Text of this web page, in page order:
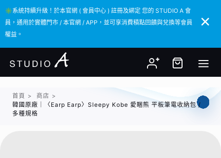
✳️系統持續升級！於本官網 ( 會員中心 ) 註冊及綁定 您的 STUDIO A 會
員，通用於實體門市 / 本官網 / APP，並可享消費積點回饋與兌換等會員
權益。
✳️系統持續升級！於本官網 ( 會員中心 ) 註冊及綁定 您的 STUDIO A 會
員，通用於實體門市 / 本官網 / APP，並可享消費積點回饋與兌換等會員
權益。
首頁 > 商店 >
韓國原廠｜〈Earp Earp〉Sleepy Kobe 愛睏熊 平板筆電收納包 /
多種規格